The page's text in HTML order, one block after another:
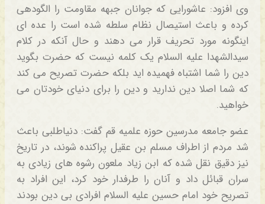
وی افزود: عاشورایی که جوانان جبهه مقاومت را الگودهی
کرده و باعث استیصال نظام سلطه شده است را عده ای
اینگونه مورد تحریف قرار می دهند و حال آنکه در کلام
سیدالشهدا علیه السلام یک کلمه نیست که حضرت بگوید
دین را شما اشتباه فهمیده اید بلکه حضرت تصریح می کند
که شما اصلا دین ندارید و دین را برای دنیای خودتان می
خواهید.
عضو جامعه مدرسین حوزه علمیه قم گفت: دنیاطلبی باعث
شد مردم از اطراف مسلم بن عقیل پراکنده شوند، در تاریخ
نیز دقیق نقل شده که ابن زیاد ملعون رشوه های زیادی به
سران قبائل داد و آنان را طرفدار خود کرد، این افراد به
تصریح خود امام حسین علیه السلام افرادی بی دین بودند